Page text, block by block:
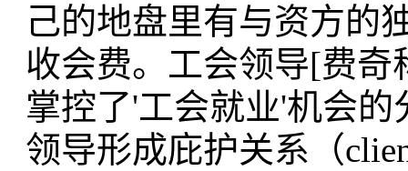
己的地盘里有与资方的
收会费。工会领导[费奇
掌控了'工会就业'机会
领导形成庇护关系（